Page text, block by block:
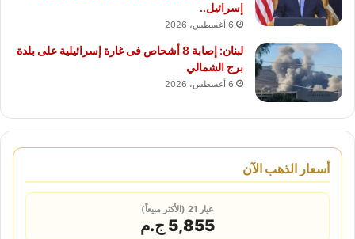
إسرائيل..
6 أغسطس، 2026
لبنان: إصابة 8 أشحاص فى غارة إسرائيلية على بلدة
برج الشمالي
6 أغسطس، 2026
أسعار الذهب الآن
عيار 21 (الأكثر مبيعاً)
5,855 ج.م